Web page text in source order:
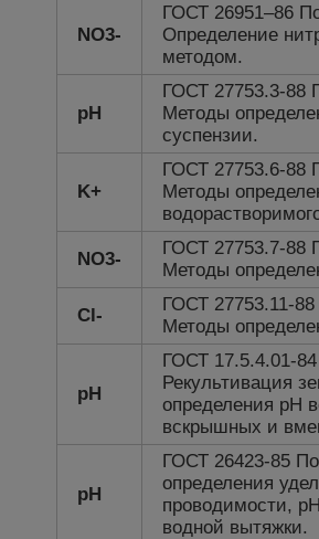
NO3-
ГОСТ 26951–86
Определение
методом.
рН
ГОСТ 27753.3-88
Методы
суспензии.
K+
ГОСТ 27753.6-88
Методы
NO3-
ГОСТ 27753.7-88
Методы
Cl-
ГОСТ 27753.11-
Методы
рН
ГОСТ 17.5.4.01-
Рекультивация
определения рН
вскрышных и
рН
ГОСТ 26423-85
определения
проводимости,
водной вытяжки.